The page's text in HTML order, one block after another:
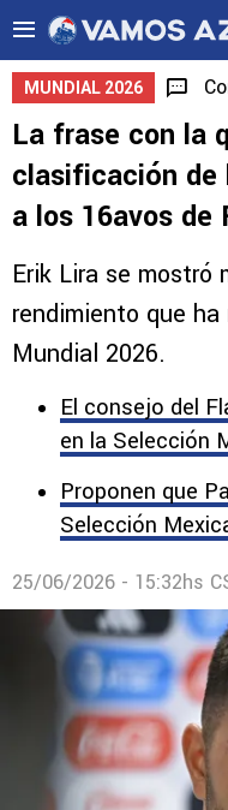
MUNDIAL 2026
La frase con la
clasificación de
a los 16avos de
Erik Lira se mostró
rendimiento que
Mundial 2026.
El consejo del
en la Selección
Proponen que
Selección
25/06/2026 - 15:32hs